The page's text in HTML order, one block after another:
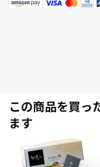
この商品を買っ
ます